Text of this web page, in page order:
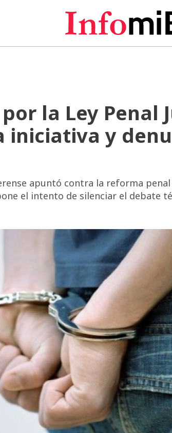
la Ley Penal
iniciativa y
apuntó contra la reforma
el intento de silenciar el debate